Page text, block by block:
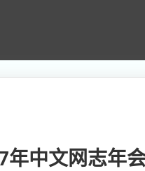
年中文网志年